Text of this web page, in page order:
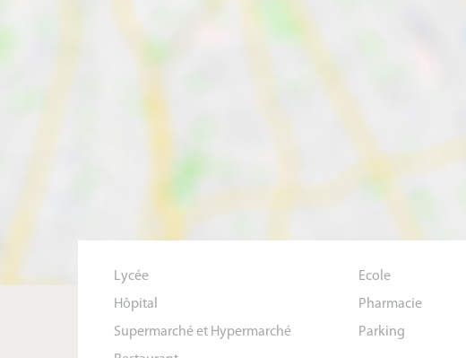
Lycée Ecole
Hôpital
Pharmacie
Supermarché et Hypermarché
Parking